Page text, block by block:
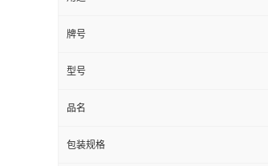
牌号
型号
品名
包装规格